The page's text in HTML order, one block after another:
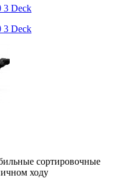
3 Deck
3 Deck
сортировочные
ходу